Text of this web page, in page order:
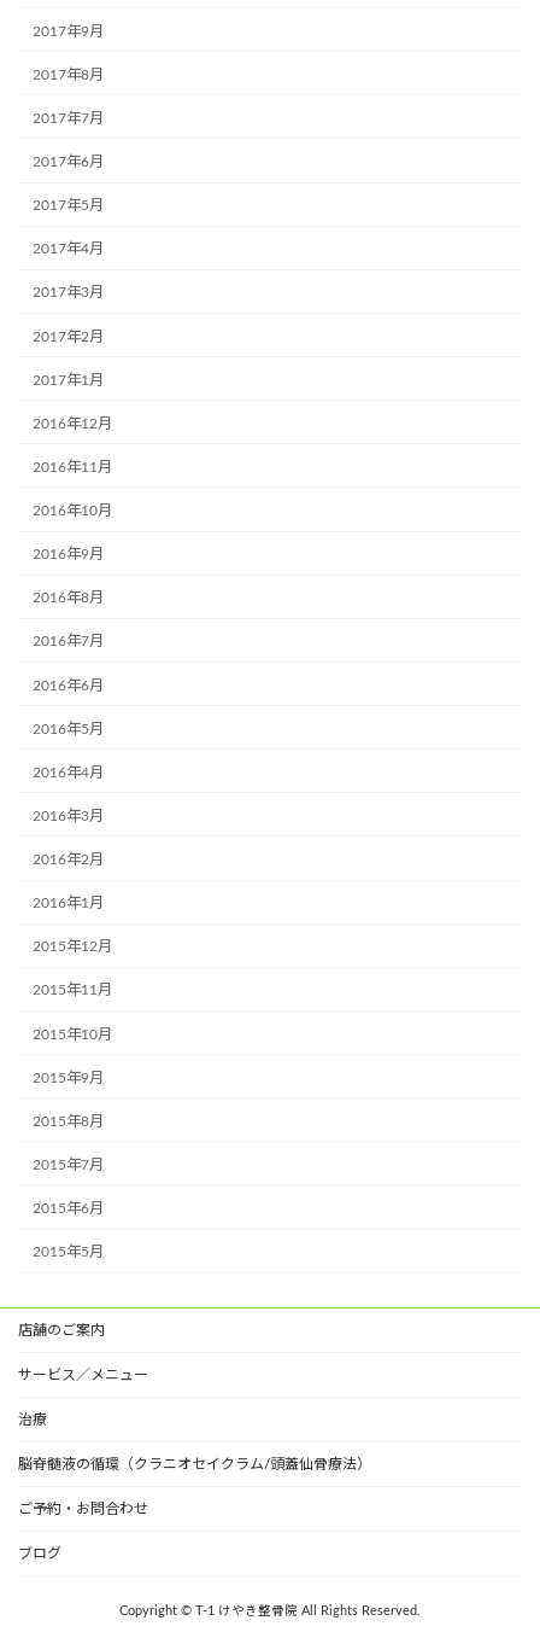
2017年9月
2017年8月
2017年7月
2017年6月
2017年5月
2017年4月
2017年3月
2017年2月
2017年1月
2016年12月
2016年11月
2016年10月
2016年9月
2016年8月
2016年7月
2016年6月
2016年5月
2016年4月
2016年3月
2016年2月
2016年1月
2015年12月
2015年11月
2015年10月
2015年9月
2015年8月
2015年7月
2015年6月
2015年5月
店舗のご案内
サービス／メニュー
治療
脳脊髄液の循環（クラニオセイクラム/頭蓋仙骨療法）
ご予約・お問合わせ
ブログ
Copyright © T-1 けやき整骨院 All Rights Reserved.